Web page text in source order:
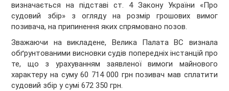
визначається на підставі ст. 4 Закону України «Про
судовий збір» з огляду на розмір грошових вимог
позивача, на припинення яких спрямовано позов.
Зважаючи на викладене, Велика Палата ВС визнала
обґрунтованими висновки судів попередніх інстанцій про
те, що з урахуванням заявленої вимоги майнового
характеру на суму 60 714 000 грн позивач мав сплатити
судовий збір у сумі 672 350 грн.